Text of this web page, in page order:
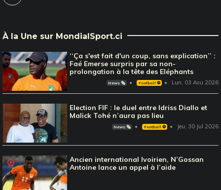
À la Une sur MondialSport.ci
‘‘Ça s'est fait d'un coup, sans explication’’ :
Faé Emerse surpris par sa non-
prolongation à la tête des Eléphants
News 🗞️ Football ⚽️ Lun, 03 Aou 2026
Election FIF : le duel entre Idriss Diallo et
Malick Tohé n’aura pas lieu
News 🗞️ Football ⚽️ Jeu, 30 Jul 2026
Ancien international Ivoirien, N’Gossan
Antoine lance un appel à l’aide